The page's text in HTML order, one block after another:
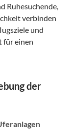
Ruhesuchende,
verbinden
und
für einen
der